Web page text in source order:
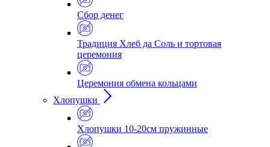
Сбор денег
Традиция Хлеб да Соль и тортовая
церемония
Церемония обмена кольцами
Хлопушки
Хлопушки 10-20см пружинные